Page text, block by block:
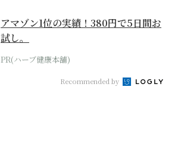
アマゾン1位の実績！380円で5日間お
試し。
PR(ハーブ健康本舗)
Recommended by